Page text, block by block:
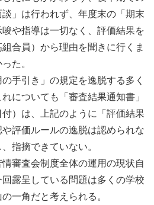
」は行われず、年度末の「期末
や指導は一切なく、評価結果を
合員）から理由を聞きに行くま
た。
手引き」の規定を逸脱する多く
についても「審査結果通知書」
付）は、上記のように「評価結果
評価ルールの逸脱は認められな
指摘できていない。
審査会制度全体の運用の現状自
露呈している問題は多くの学校
一角だと考えられる。